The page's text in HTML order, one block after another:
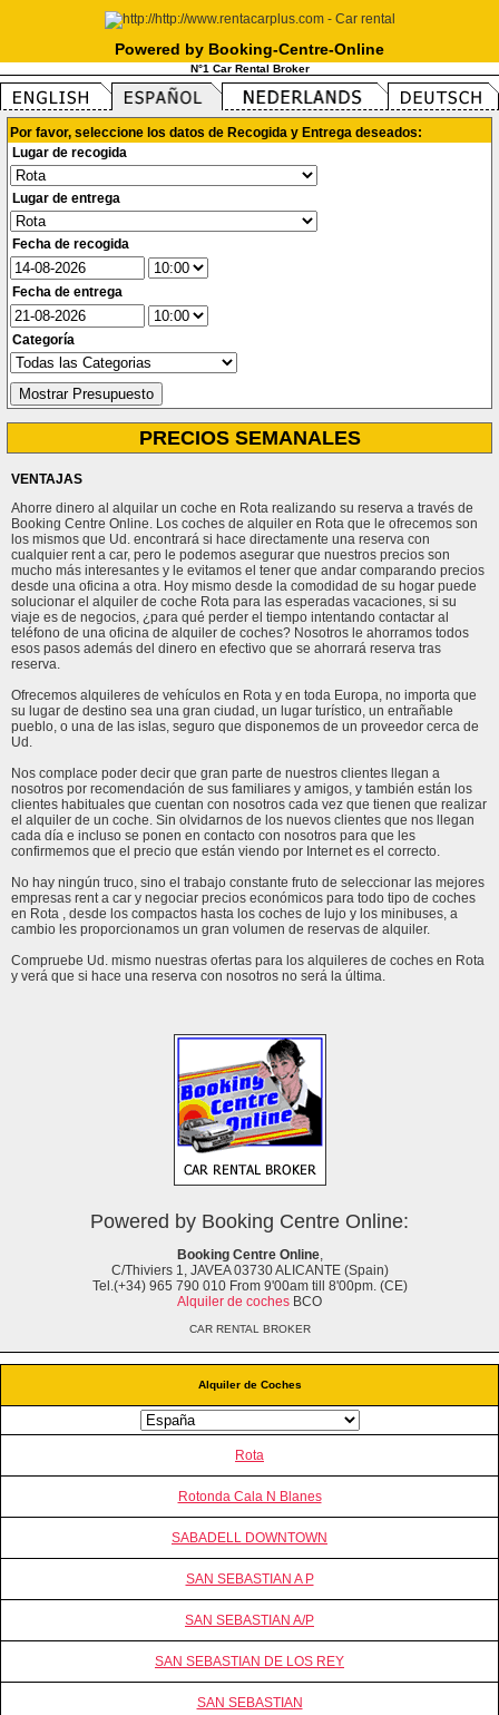
Powered by Booking-Centre-Online
N°1 Car Rental Broker
Alquiler de Coches
Rota
Rotonda Cala N Blanes
SABADELL DOWNTOWN
SAN SEBASTIAN A P
SAN SEBASTIAN A/P
SAN SEBASTIAN DE LOS REY
SAN SEBASTIAN
Por favor, seleccione los datos de Recogida y Entrega deseados:
Lugar de recogida
Lugar de entrega
Fecha de recogida
Fecha de entrega
Categoría
PRECIOS SEMANALES
VENTAJAS
Ahorre dinero al alquilar un coche en Rota realizando su reserva a través de
Booking Centre Online. Los coches de alquiler en Rota que le ofrecemos son
los mismos que Ud. encontrará si hace directamente una reserva con
cualquier rent a car, pero le podemos asegurar que nuestros precios son
mucho más interesantes y le evitamos el tener que andar comparando precios
desde una oficina a otra. Hoy mismo desde la comodidad de su hogar puede
solucionar el alquiler de coche Rota para las esperadas vacaciones, si su
viaje es de negocios, ¿para qué perder el tiempo intentando contactar al
teléfono de una oficina de alquiler de coches? Nosotros le ahorramos todos
esos pasos además del dinero en efectivo que se ahorrará reserva tras
reserva.
Ofrecemos alquileres de vehículos en Rota y en toda Europa, no importa que
su lugar de destino sea una gran ciudad, un lugar turístico, un entrañable
pueblo, o una de las islas, seguro que disponemos de un proveedor cerca de
Ud.
Nos complace poder decir que gran parte de nuestros clientes llegan a
nosotros por recomendación de sus familiares y amigos, y también están los
clientes habituales que cuentan con nosotros cada vez que tienen que realizar
el alquiler de un coche. Sin olvidarnos de los nuevos clientes que nos llegan
cada día e incluso se ponen en contacto con nosotros para que les
confirmemos que el precio que están viendo por Internet es el correcto.
No hay ningún truco, sino el trabajo constante fruto de seleccionar las mejores
empresas rent a car y negociar precios económicos para todo tipo de coches
en Rota , desde los compactos hasta los coches de lujo y los minibuses, a
cambio les proporcionamos un gran volumen de reservas de alquiler.
Compruebe Ud. mismo nuestras ofertas para los alquileres de coches en Rota
y verá que si hace una reserva con nosotros no será la última.
Powered by Booking Centre Online:
Booking Centre Online,
C/Thiviers 1, JAVEA 03730 ALICANTE (Spain)
Tel.(+34) 965 790 010 From 9'00am till 8'00pm. (CE)
Alquiler de coches BCO
CAR RENTAL BROKER